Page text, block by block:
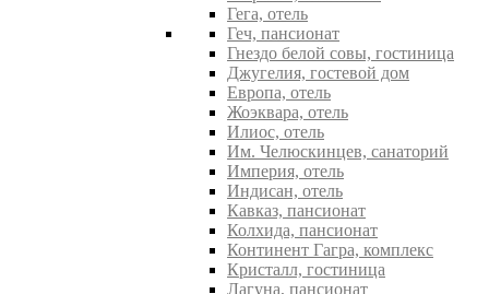
Гега, отель
Геч, пансионат
Гнездо белой совы, гостиница
Джугелия, гостевой дом
Европа, отель
Жоэквара, отель
Илиос, отель
Им. Челюскинцев, санаторий
Империя, отель
Индисан, отель
Кавказ, пансионат
Колхида, пансионат
Континент Гагра, комплекс
Кристалл, гостиница
Лагуна, пансионат